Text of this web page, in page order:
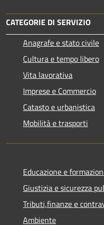
CATEGORIE DI SERVIZIO
Anagrafe e stato civile
Cultura e tempo libero
Vita lavorativa
Imprese e Commercio
Catasto e urbanistica
Mobilità e trasporti
Educazione e
Giustizia e sicurezza
Tributi,finanze e
Ambiente